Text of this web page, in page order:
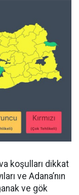
koşulları dikkat
ve Adana’nın
ve gök